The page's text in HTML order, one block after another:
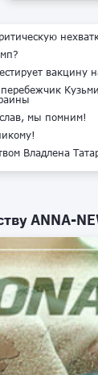
вакцину
мы помним!
Владлена
ANNA-